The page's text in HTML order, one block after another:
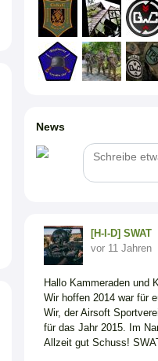
News
[H-I-D] SWAT
vor 11 Jahren
Hallo Kammeraden
Wir hoffen 2014 war für
Wir, der Airsoft
für das Jahr 2015. Im
Allzeit gut Schuss!